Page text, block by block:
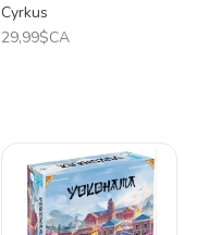
Cyrkus
29,99$CA